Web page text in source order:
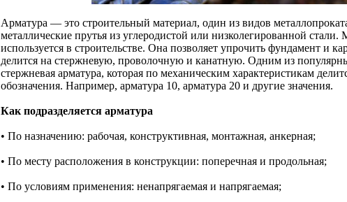
Арматура — это строительный материал, один из видов
металлические прутья из углеродистой или низколегированной стали.
используется в строительстве. Она позволяет упрочить фундамент и
делится на стержневую, проволочную и канатную. Одним из
стержневая арматура, которая по механическим характеристикам
обозначения. Например, арматура 10, арматура 20 и другие значения.
Как подразделяется арматура
• По назначению: рабочая, конструктивная, монтажная, анкерная;
• По месту расположения в конструкции: поперечная и продольная;
• По условиям применения: ненапрягаемая и напрягаемая;